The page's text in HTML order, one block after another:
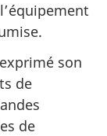
son
de
de